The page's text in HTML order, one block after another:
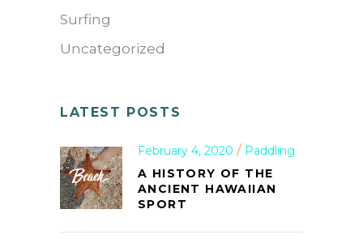
Surfing
Uncategorized
LATEST POSTS
February 4, 2020
Paddling
A HISTORY OF THE
ANCIENT HAWAIIAN
SPORT